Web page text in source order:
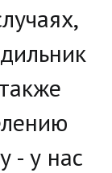
- у нас